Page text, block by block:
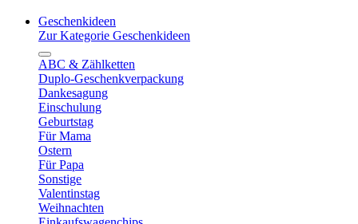
Geschenkideen
Zur Kategorie Geschenkideen
ABC & Zählketten
Duplo-Geschenkverpackung
Dankesagung
Einschulung
Geburtstag
Für Mama
Ostern
Für Papa
Sonstige
Valentinstag
Weihnachten